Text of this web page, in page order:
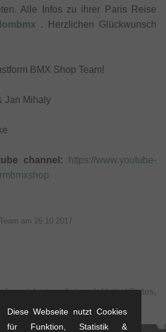
Alle Infos zu ihrer Paris Reise
. Herzlichen Glückwunsch
BMX Shop Team!
Jan Mihaly
channel:
https://www.youtube-
am 26.10.2017
sich steuerfrei nach United States,
Durchgestrichene Preise (bei
der UVP des Herstellers.
Diese Webseite nutzt Cookies
für Funktion, Statistik &